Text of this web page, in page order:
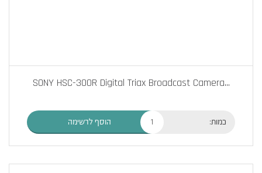
SONY HSC-300R Digital Triax Broadcast Camera...
כמות: הוסף לרשימה